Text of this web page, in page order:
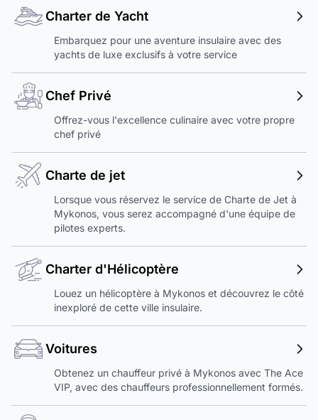
Charter de Yacht
Embarquez pour une aventure insulaire avec des
yachts de luxe exclusifs à votre service
Chef Privé
Offrez-vous l'excellence culinaire avec votre propre
chef privé
Charte de jet
Lorsque vous réservez le service de Charte de Jet à
Mykonos, vous serez accompagné d'une équipe de
pilotes experts.
Charter d'Hélicoptère
Louez un hélicoptère à Mykonos et découvrez le côté
inexploré de cette ville insulaire.
Voitures
Obtenez un chauffeur privé à Mykonos avec The Ace
VIP, avec des chauffeurs professionnellement formés.